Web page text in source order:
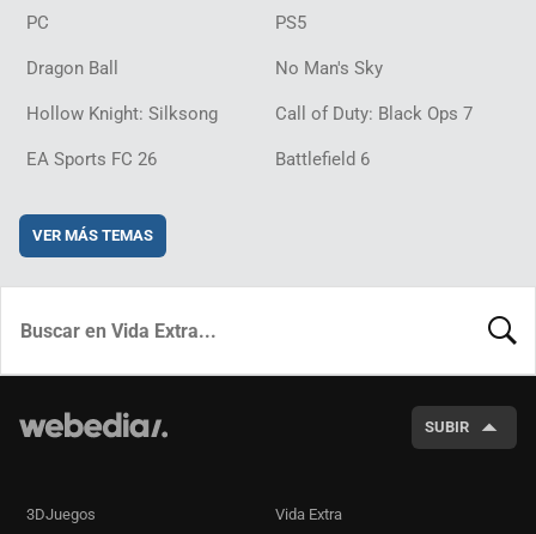
PC PS5
Dragon Ball No Man's Sky
Hollow Knight: Silksong Call of Duty: Black Ops 7
EA Sports FC 26 Battlefield 6
VER MÁS TEMAS
SUBIR
3DJuegos Vida Extra